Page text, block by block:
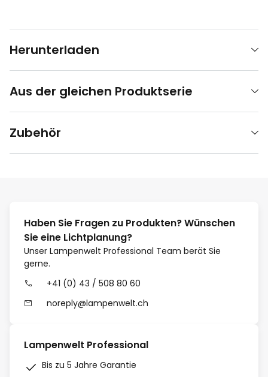
Herunterladen
Aus der gleichen Produktserie
Zubehör
Haben Sie Fragen zu Produkten? Wünschen
Sie eine Lichtplanung?
Unser Lampenwelt Professional Team berät Sie
gerne.
+41 (0) 43 / 508 80 60
noreply@lampenwelt.ch
Lampenwelt Professional
Bis zu 5 Jahre Garantie